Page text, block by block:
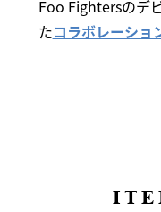
Foo Fightersのデ
たコラボレーショ